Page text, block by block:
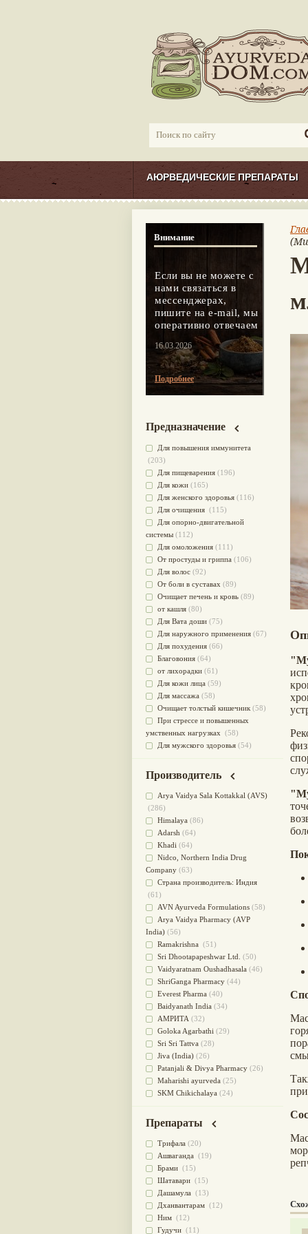
АЮРВЕДИЧЕСКИЕ ПРЕПАРАТЫ
Внимание
Если вы не можете с
нами связаться в
мессенджерах,
пишите на e-mail, мы
оперативно отвечаем
16.03.2026
Подробнее
Предназначение
Для повышения иммунитета
(203)
Для пищеварения (196)
Для кожи (165)
Для женского здоровья (116)
Для очищения (115)
Для опорно-двигательной
системы (112)
Для омоложения (111)
От простуды и гриппа (106)
Для волос (92)
От боли в суставах (89)
Очищает печень и кровь (89)
от кашля (80)
Для Вата доши (75)
Для наружного применения (67)
Для похудения (66)
Благовония (64)
от лихорадки (61)
Для кожи лица (59)
Для массажа (58)
Очищает толстый кишечник (58)
При стрессе и повышенных
умственных нагрузках (58)
Для мужского здоровья (54)
применения
(51)
Для приготовления пищи(49)
от инфекций мочеполовой
системы(49)
Для стабилизации деятельности
ЦНС(47)
для суставов(47)
Лечит опухоли и отеки
Для медитации(44)
выводит токсины
Для здоровья печени(41)
Для тела(39)
для очищения крови
При диабете (38)
Антиоксидант(37)
Для Капха(Кафа) доши(37)
От паразитов(37)
При расстройстве желудка
Успокоительное(36)
Для глаз(34)
от геморроя(34)
Противовоспалительное
Для Питта доши
Для сердца(32)
Для сосудов головного мозга
(32)
Для лица(31)
Употребление в пищу
Ароматерапия(29)
Жаропонижающее
для памяти (28)
для почек(28)
Обезболивающие (28)
Слабительное
Афродизиак(27)
Производитель
Arya Vaidya Sala Kottakkal (AVS)
(286)
Himalaya (86)
Adarsh (64)
Khadi (64)
Nidсo, Northern India Drug
Company (63)
Страна производитель: Индия
(61)
AVN Ayurveda Formulations (58)
Arya Vaidya Pharmacy (AVP
India) (56)
Ramakrishna (51)
Sri Dhootapapeshwar Ltd. (50)
Vaidyaratnam Oushadhasala (46)
ShriGanga Pharmacy (44)
Everest Pharma (40)
Baidyanath India (34)
АМРИТА (32)
Goloka Agarbathi (29)
Sri Sri Tattva (28)
Jiva (India) (26)
Patanjali & Divya Pharmacy (26)
Maharishi ayurveda (25)
SKM Chikichalaya (24)
CONCENTRATES LTD (India)
CHARAK PHARMA
Satya Sai(20)
Vyas(20)
Bipha(19)
Kerala Ayurveda
Organic India pvt ltd
Lalita (16)
Ashtang Herbals
Препараты
Трифала (20)
Ашваганда (19)
Брами (15)
Шатавари (15)
Дашамула (13)
Дханвантарам (12)
Ним (12)
Гудучи (11)